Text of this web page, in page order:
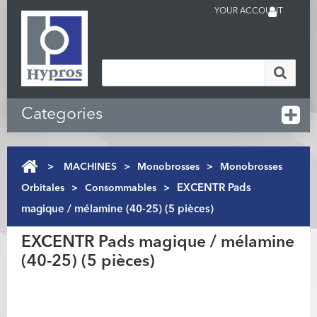
YOUR ACCOUNT
Categories
> MACHINES > Monobrosses > Monobrosses
Orbitales > Consommables >
EXCENTR Pads
magique / mélamine (40-25) (5 pièces)
EXCENTR Pads magique / mélamine
(40-25) (5 pièces)